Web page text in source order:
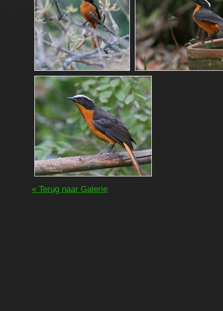
« Terug naar Galerie